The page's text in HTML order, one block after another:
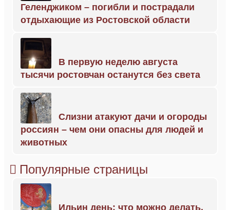
Геленджиком – погибли и пострадали
отдыхающие из Ростовской области
В первую неделю августа
тысячи ростовчан останутся без света
Слизни атакуют дачи и огороды
россиян – чем они опасны для людей и
животных
Популярные страницы
Ильин день: что можно делать,